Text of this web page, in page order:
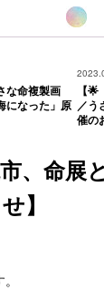
な命複製画
になった」原
【
／う
催の
市、命展
】